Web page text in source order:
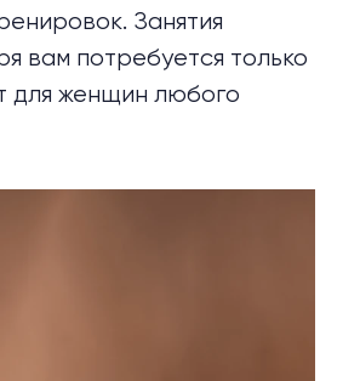
Занятия
вам потребуется только
для женщин любого